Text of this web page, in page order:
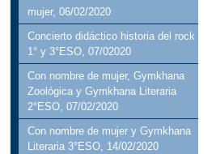
mujer, 06/02/2020
Concierto didáctico historia del rock
1° y 3°ESO, 07/02020
Con nombre de mujer, Gymkhana
Zoológica y Gymkhana Literaria
2°ESO, 07/02/2020
Con nombre de mujer y Gymkhana
Literaria 3°ESO, 14/02/2020